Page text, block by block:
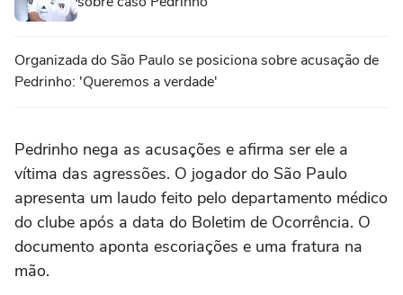
Organizada do São Paulo se posiciona sobre acusação de
Pedrinho: 'Queremos a verdade'
Pedrinho nega as acusações e afirma ser ele a
vítima das agressões. O jogador do São Paulo
apresenta um laudo feito pelo departamento médico
do clube após a data do Boletim de Ocorrência. O
documento aponta escoriações e uma fratura na
mão.